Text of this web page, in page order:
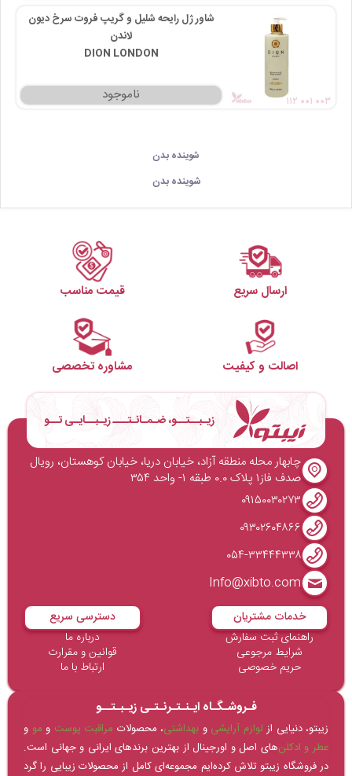
شاور ژل رایحه شلیل و گریپ فروت سرخ دیون
لاندن
DION LONDON
۱۱۲ ۰۰۱ ۰۰۳
شوینده بدن
شوینده بدن
ارسال سریع قیمت مناسب
اصالت و کیفیت مشاوره تخصصی
زیـبــتــو، ضـمـانـتـــ زیـبــایـی تــو
چابهار محله منطقه آزاد، خیابان دریا، خیابان کوهستان، رویال
صدف فاز۱ پلاک ۰.۰ طبقه ۱- واحد ۳۵۴
۰۹۱۵۰۰۳۰۲۷۳
۰۹۳۰۲۶۰۴۸۶۶
۰۵۴-۳۳۴۴۴۳۳۸
Info@xibto.com
خدمات مشتریان
راهنمای ثبت سفارش
شرایط مرجوعی
حریم خصوصی
دسترسی سریع
درباره ما
قوانین و مقرارت
ارتباط با ما
فـروشـگـاه ایـنـتـرنـتـی زیـبـتــو
زیبتو، دنیایی از لوازم آرایشی و بهداشتی، محصولات مراقبت پوست و مو و
عطر و ادکلن‌های اصل و اورجینال از بهترین برندهای ایرانی و جهانی است.
در فروشگاه زیبتو تلاش کرده‌ایم مجموعه‌ای کامل از محصولات زیبایی را گرد